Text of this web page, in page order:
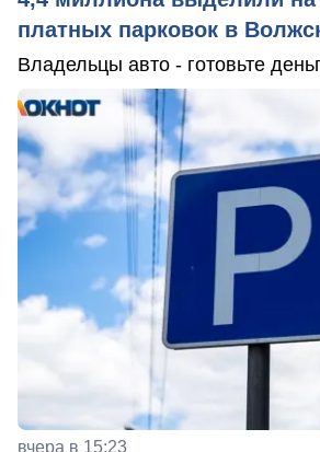
платных парковок в
Владельцы авто - готовьте
вчера в 15:23